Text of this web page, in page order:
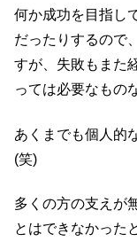
何か成功を目指し
だったりするので
すが、失敗もまた
っては必要なもの
あくまでも個人的
(笑)
多くの方の支えが
とはできなかった